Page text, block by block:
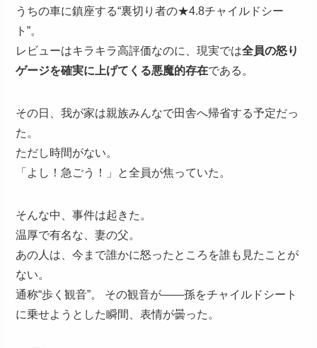
うちの車に鎮座する“裏切り者の★4.8チャイルドシー
ト”。
レビューはキラキラ高評価なのに、現実では全員の怒り
ゲージを確実に上げてくる悪魔的存在である。
その日、我が家は親族みんなで田舎へ帰省する予定だっ
た。
ただし時間がない。
「よし！急ごう！」と全員が焦っていた。
そんな中、事件は起きた。
温厚で有名な、妻の父。
あの人は、今まで誰かに怒ったところを誰も見たことが
ない。
通称“歩く観音”。 その観音が――孫をチャイルドシート
に乗せようとした瞬間、表情が曇った。